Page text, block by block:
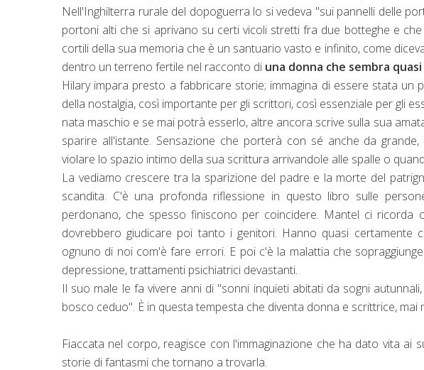
Nell'Inghilterra rurale del dopoguerra lo si vedeva "sui pannelli delle
portoni alti che si aprivano su certi vicoli stretti fra due botteghe e
cortili della sua memoria che è un santuario vasto e infinito, come
dentro un terreno fertile nel racconto di una donna che sembra
Hilary impara presto a fabbricare storie; immagina di essere stata un
della nostalgia, così importante per gli scrittori, così essenziale per gli
nata maschio e se mai potrà esserlo, altre ancora scrive sulla sua
sparire all'istante. Sensazione che porterà con sé anche da
violare lo spazio intimo della sua scrittura arrivandole alle spalle o
La vediamo crescere tra la sparizione del padre e la morte del
scandita. C'è una profonda riflessione in questo libro sulle
perdonano, che spesso finiscono per coincidere. Mantel ci
dovrebbero giudicare poi tanto i genitori. Hanno quasi certamente
ognuno di noi com'è fare errori. E poi c'è la malattia che
depressione, trattamenti psichiatrici devastanti.
Il suo male le fa vivere anni di "sonni inquieti abitati da sogni
bosco ceduo". È in questa tempesta che diventa donna e scrittrice, mai
Fiaccata nel corpo, reagisce con l'immaginazione che ha dato vita ai
storie di fantasmi che tornano a trovarla.